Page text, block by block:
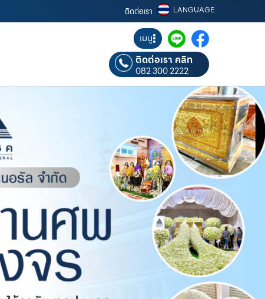
ติดต่อเรา LANGUAGE
เมนู
ติดต่อเรา คลิก
082 300 2222